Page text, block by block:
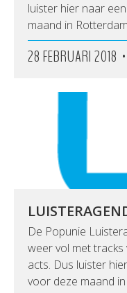
luister hier naar
maand in
28 FEBRUARI 2018 •
De Popunie
weer vol met
acts. Dus luister
voor deze maand